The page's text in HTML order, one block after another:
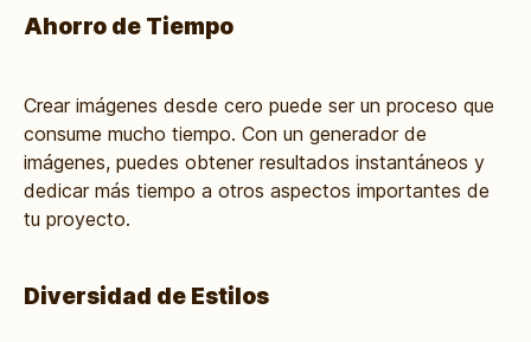
Ahorro de Tiempo
Crear imágenes desde cero puede ser un proceso que
consume mucho tiempo. Con un generador de
imágenes, puedes obtener resultados instantáneos y
dedicar más tiempo a otros aspectos importantes de
tu proyecto.
Diversidad de Estilos